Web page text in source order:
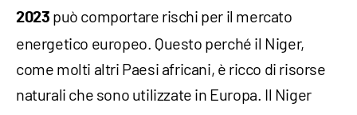
2023 può comportare rischi per il mercato
energetico europeo. Questo perché il Niger,
come molti altri Paesi africani, è ricco di risorse
naturali che sono utilizzate in Europa. Il Niger